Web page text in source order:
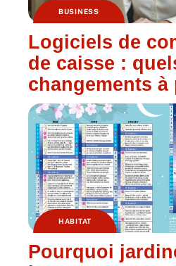
BUSINESS
Logiciels de
de caisse :
changements à
HABITAT
Pourquoi